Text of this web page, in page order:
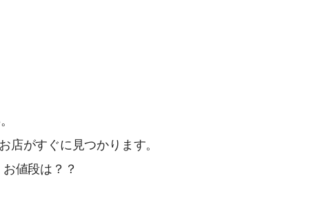
店がすぐに見つかります。
値段は？？